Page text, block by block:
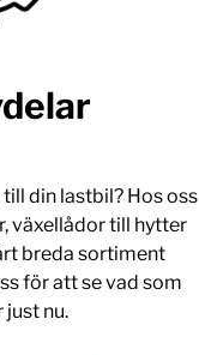
din lastbil? Hos oss
växellådor till hytter
breda sortiment
för att se vad som
just nu.